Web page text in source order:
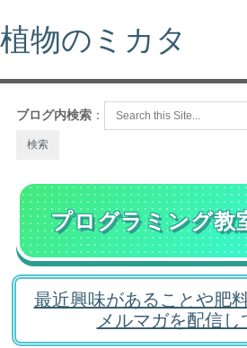
植物のミカタ
ブログ内検索 ：
プログラミング教
最近興味があることや肥
メルマガを配信し